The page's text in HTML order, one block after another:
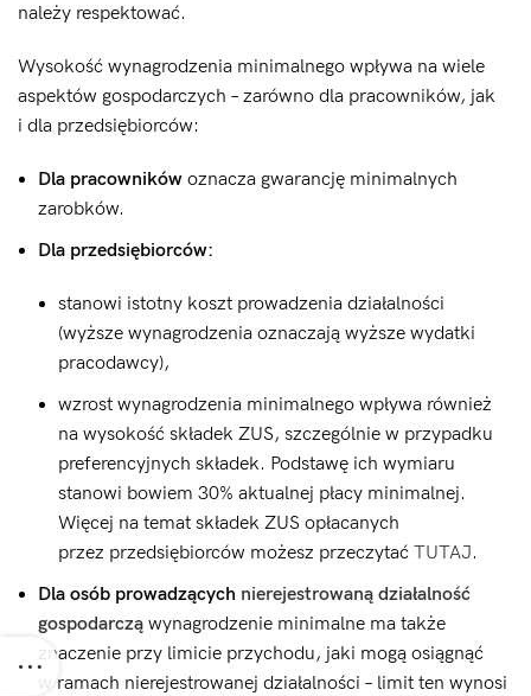
należy respektować.
Wysokość wynagrodzenia minimalnego wpływa na wiele
aspektów gospodarczych – zarówno dla pracowników, jak
i dla przedsiębiorców:
Dla pracowników oznacza gwarancję minimalnych
zarobków.
Dla przedsiębiorców:
stanowi istotny koszt prowadzenia działalności
(wyższe wynagrodzenia oznaczają wyższe wydatki
pracodawcy),
wzrost wynagrodzenia minimalnego wpływa również
na wysokość składek ZUS, szczególnie w przypadku
preferencyjnych składek. Podstawę ich wymiaru
stanowi bowiem 30% aktualnej płacy minimalnej.
Więcej na temat składek ZUS opłacanych
przez przedsiębiorców możesz przeczytać TUTAJ.
Dla osób prowadzących nierejestrowaną działalność
gospodarczą wynagrodzenie minimalne ma także
znaczenie przy limicie przychodu, jaki mogą osiągnąć
w ramach nierejestrowanej działalności – limit ten wynosi